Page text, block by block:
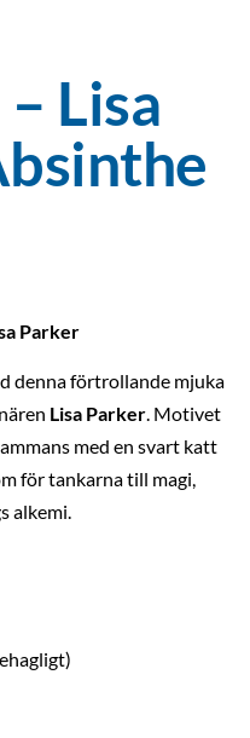
Lisa
Parker
denna förtrollande mjuka
Lisa Parker. Motivet
med en svart katt
för tankarna till magi,
alkemi.